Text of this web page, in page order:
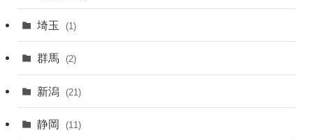
埼玉 (1)
群馬 (2)
新潟 (21)
静岡 (11)